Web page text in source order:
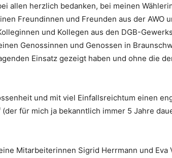
allen herzlich bedanken, bei meinen
Freundinnen und Freunden aus der AWO
und Kollegen aus den DGB-
Genossinnen und Genossen in
Einsatz gezeigt haben und ohne die
und mit viel Einfallsreichtum einen
für mich ja bekanntlich immer 5 Jahre
Mitarbeiterinnen Sigrid Herrmann und Eva